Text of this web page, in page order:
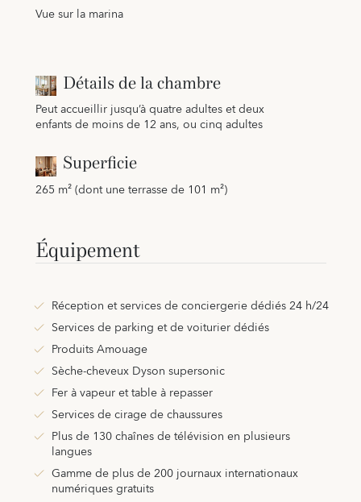
Vue sur la marina
Détails de la chambre
Peut accueillir jusqu’à quatre adultes et deux
enfants de moins de 12 ans, ou cinq adultes
Superficie
265 m² (dont une terrasse de 101 m²)
Équipement
Réception et services de conciergerie dédiés 24 h/24
Services de parking et de voiturier dédiés
Produits Amouage
Sèche-cheveux Dyson supersonic
Fer à vapeur et table à repasser
Services de cirage de chaussures
Plus de 130 chaînes de télévision en plusieurs
langues
Gamme de plus de 200 journaux internationaux
numériques gratuits